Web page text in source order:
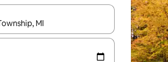
estén disponibles, podrás navegar usando